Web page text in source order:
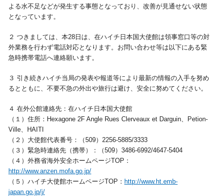
採用情報
お問合わせ
よる水不足などが発生する事態となっており、改善が見通せない状態
となっています。
２ つきましては、本28日は、在ハイチ日本国大使館は領事窓口等の対
外業務を行わず電話対応となります。お問い合わせ等は以下にある緊
急時携帯電話へ連絡願います。
３ 引き続きハイチ当局の発表や報道等により最新の情報の入手を努め
るとともに、不要不急の外出や旅行は避け、安全に努めてください。
４ 在外公館連絡先：在ハイチ日本国大使館
（１）住所：Hexagone 2F Angle Rues Clerveaux et Darguin、Petion-
Ville、HAITI
（２）大使館代表番号：（509）2256-5885/3333
（３）緊急時連絡先（携帯）：（509）3486-6992/4647-5404
（４）外務省海外安全ホームページTOP：
http://www.anzen.mofa.go.jp/
（５）ハイチ大使館ホームページTOP： http://www.ht.emb-
japan.go.jp/j/